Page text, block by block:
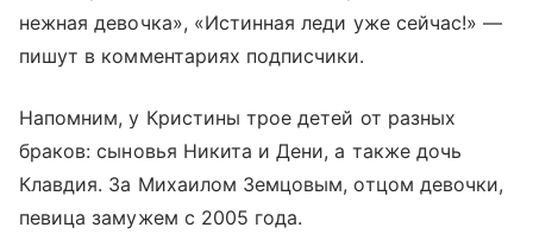
нежная девочка», «Истинная леди уже сейчас!» —
пишут в комментариях подписчики.
Напомним, у Кристины трое детей от разных
браков: сыновья Никита и Дени, а также дочь
Клавдия. За Михаилом Земцовым, отцом девочки,
певица замужем с 2005 года.